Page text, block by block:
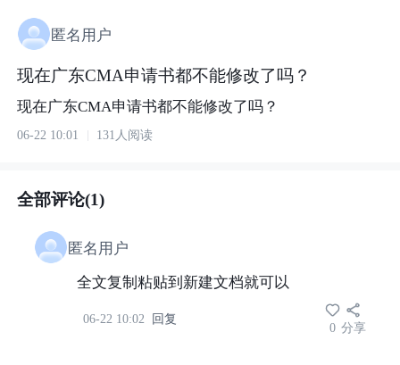
匿名用户
现在广东CMA申请书都不能修改了吗？
现在广东CMA申请书都不能修改了吗？
06-22 10:01 131人阅读
全部评论(1)
匿名用户
全文复制粘贴到新建文档就可以
06-22 10:02 回复
0 分享